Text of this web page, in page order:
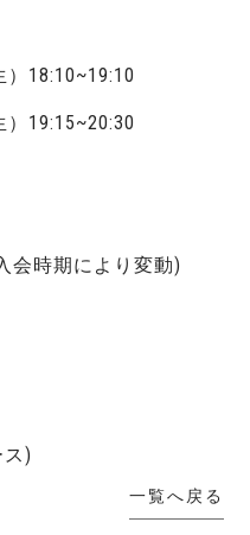
18:10~19:10
19:15~20:30
会時期により変動)
)
一覧へ戻る